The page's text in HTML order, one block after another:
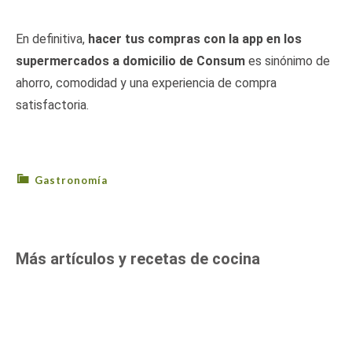
En definitiva, hacer tus compras con la app en los
supermercados a domicilio de Consum es sinónimo de
ahorro, comodidad y una experiencia de compra
satisfactoria.
Gastronomía
Más artículos y recetas de cocina